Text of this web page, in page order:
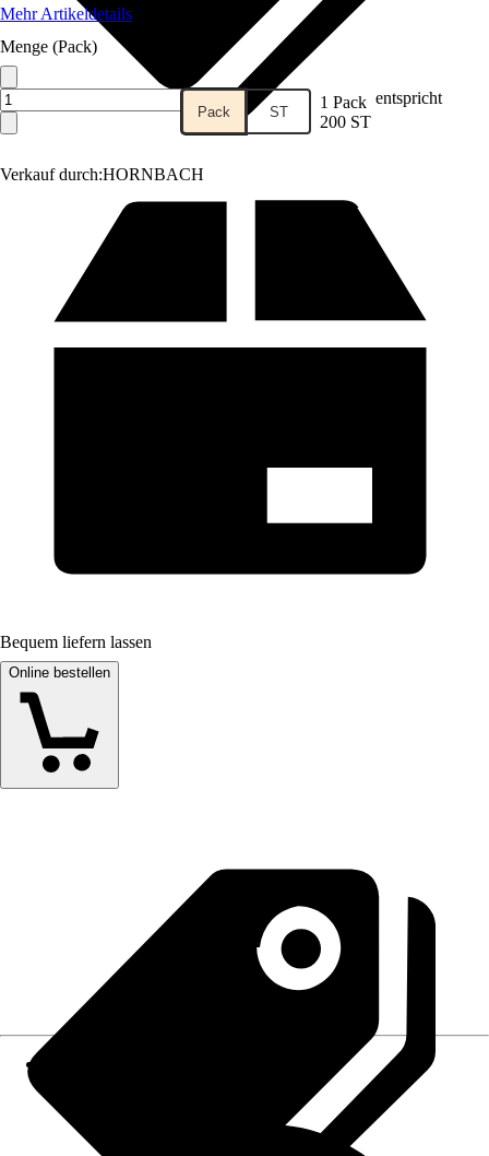
Verkauf durch:HORNBACH
Mehr Artikeldetails
Menge (Pack)
Pack ST 1 Pack entspricht
200 ST
Bequem liefern lassen
Online bestellen